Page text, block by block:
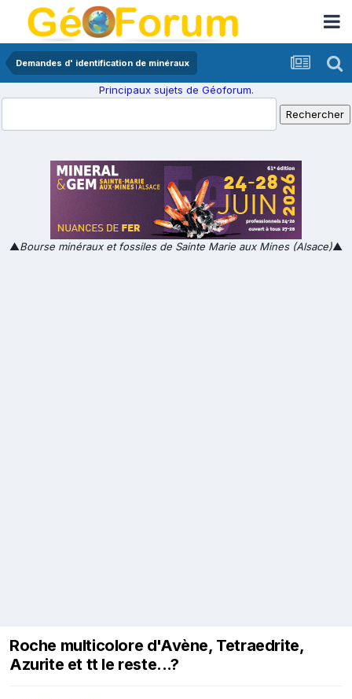
Demandes d' identification de minéraux
Principaux sujets de Géoforum.
▲Bourse minéraux et fossiles de Sainte Marie aux Mines (Alsace)▲
Roche multicolore d'Avène, Tetraedrite,
Azurite et tt le reste...?